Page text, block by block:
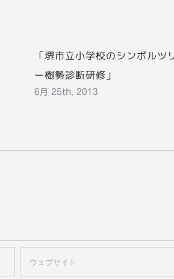
「堺市立小学校のシンボルツ
ー樹勢診断研修」
6月 25th, 2013